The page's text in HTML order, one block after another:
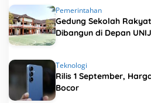
Pemerintahan
Gedung Sekolah
Dibangun di Depan
Teknologi
Rilis 1 September,
Bocor